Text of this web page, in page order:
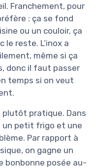
Franchement, pour
: ça se fond
ou un couloir, ça
le reste. L’inox a
même si ça
donc il faut passer
temps si on veut
plutôt pratique. Dans
un petit frigo et une
Par rapport à
on gagne un
bonbonne posée au-